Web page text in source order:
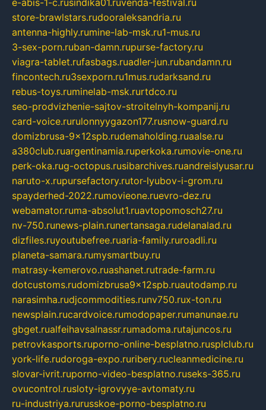
e-abis-1-c.rusindika01.ruvenda-festival.ru
store-brawlstars.rudooraleksandria.ru
antenna-highly.rumine-lab-msk.ru1-mus.ru
3-sex-porn.ruban-damn.rupurse-factory.ru
viagra-tablet.rufasbags.ruadler-jun.rubandamn.ru
fincontech.ru3sexporn.ru1mus.rudarksand.ru
rebus-toys.ruminelab-msk.rurtdco.ru
seo-prodvizhenie-sajtov-stroitelnyh-kompanij.ru
card-voice.rurulonnyygazon177.rusnow-guard.ru
domizbrusa-9x12spb.rudemaholding.ruaalse.ru
a380club.ruargentinamia.ruperkoka.rumovie-one.ru
perk-oka.rug-octopus.rusibarchives.ruandreislyusar.ru
naruto-x.rupursefactory.rutor-lyubov-i-grom.ru
spayderhed-2022.rumovieone.ruevro-dez.ru
webamator.ruma-absolut1.ruavtopomosch27.ru
nv-750.runews-plain.runertansaga.rudelanalad.ru
dizfiles.ruyoutubefree.ruaria-family.ruroadli.ru
planeta-samara.rumysmartbuy.ru
matrasy-kemerovo.ruashanet.rutrade-farm.ru
dotcustoms.rudomizbrusa9x12spb.ruautodamp.ru
narasimha.rudjcommodities.runv750.rux-ton.ru
newsplain.rucardvoice.rumodopaper.rumanunae.ru
gbget.rualfeihavsalnassr.rumadoma.rutajuncos.ru
petrovkasports.ruporno-online-besplatno.rusplclub.ru
york-life.rudoroga-expo.ruribery.rucleanmedicine.ru
slovar-ivrit.ruporno-video-besplatno.ruseks-365.ru
ovucontrol.rusloty-igrovyye-avtomaty.ru
ru-industriya.rurusskoe-porno-besplatno.ru